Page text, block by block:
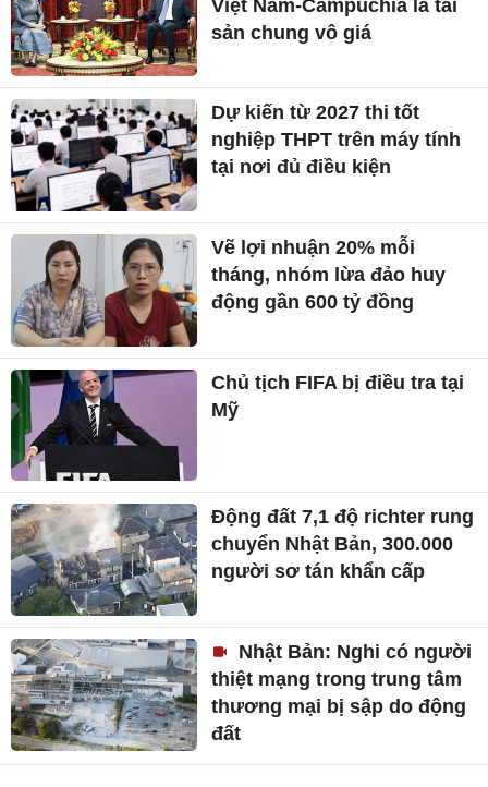
Việt Nam-Campuchia là tài
sản chung vô giá ​
Dự kiến từ 2027 thi tốt
nghiệp THPT trên máy tính
tại nơi đủ điều kiện
Vẽ lợi nhuận 20% mỗi
tháng, nhóm lừa đảo huy
động gần 600 tỷ đồng
Chủ tịch FIFA bị điều tra tại
Mỹ
Động đất 7,1 độ richter rung
chuyển Nhật Bản, 300.000
người sơ tán khẩn cấp
Nhật Bản: Nghi có người
thiệt mạng trong trung tâm
thương mại bị sập do động
đất